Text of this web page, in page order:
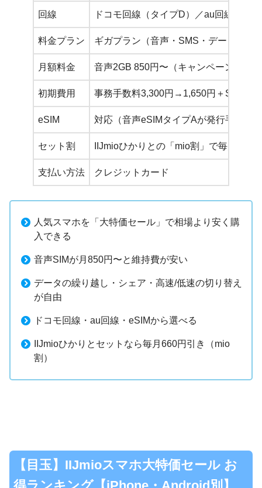
回線 ドコモ回線（タイプD）／au回線（タ
料金プラン ギガプラン（音声・SMS・データ）2
月額料金 音声2GB 850円〜（キャンペーン割引
初期費用 事務手数料3,300円→1,650円＋SIM発
eSIM 対応（音声eSIMタイプAが発行手数料
セット割 IIJmioひかりとの「mio割」で毎月660
支払い方法 クレジットカード
人気スマホを「大特価セール」で相場より安く購
入できる
音声SIMが月850円〜と維持費が安い
データの繰り越し・シェア・高速/低速の切り替え
が自由
ドコモ回線・au回線・eSIMから選べる
IIJmioひかりとセットなら毎月660円引き（mio
割）
【目玉】IIJmioスマホ大特価セール お